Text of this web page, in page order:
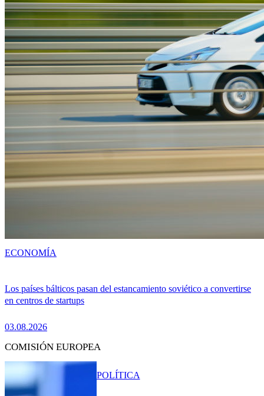
Los países bálticos pasan del estancamiento soviético a convertirse
en centros de startups
03.08.2026
ECONOMÍA
COMISIÓN EUROPEA
POLÍTICA